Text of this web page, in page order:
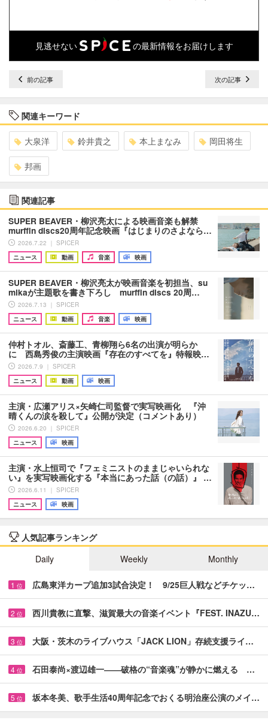
見逃せない の最新情報をお届けします
前の記事 次の記事
関連キーワード
大泉洋 鈴井貴之 本上まなみ 岡田将生
邦画
関連記事
SUPER BEAVER・柳沢亮太による映画音楽も解禁
murffin discs20周年記念映画『はじまりのさよなら…
2026.7.22 ｜ SPICER
ニュース
動画 音楽 映画
SUPER BEAVER・柳沢亮太が映画音楽を初担当、su
mikaが主題歌を書き下ろし murffin discs 20周…
2026.7.13 ｜ SPICER
ニュース
動画 音楽 映画
仲村トオル、斎藤工、青柳翔ら6名の出演が明らか
に 西島秀俊の主演映画『存在のすべてを』特報映…
2026.7.9 ｜ SPICER
ニュース
動画 映画
主演・広瀬アリス×矢崎仁司監督で実写映画化 『沖
晴くんの涙を殺して』公開が決定（コメントあり）
2026.6.20 ｜ SPICER
ニュース
映画
主演・水上恒司で『フェミニストのままじゃいられな
い』を実写映画化する『本当にあった話（の話）』 …
2026.6.11 ｜ SPICER
ニュース
映画
人気記事ランキング
Daily
Weekly Monthly
1 位 広島東洋カープ追加3試合決定！ 9/25巨人戦などチケッ…
2 位 西川貴教に直撃、滋賀最大の音楽イベント『FEST. INAZU…
3 位 大阪・茨木のライブハウス「JACK LION」存続支援ライ…
4 位 石田泰尚×渡辺雄一――破格の“音楽魂”が静かに燃える …
5 位 坂本冬美、歌手生活40周年記念でおくる明治座公演のメイ…